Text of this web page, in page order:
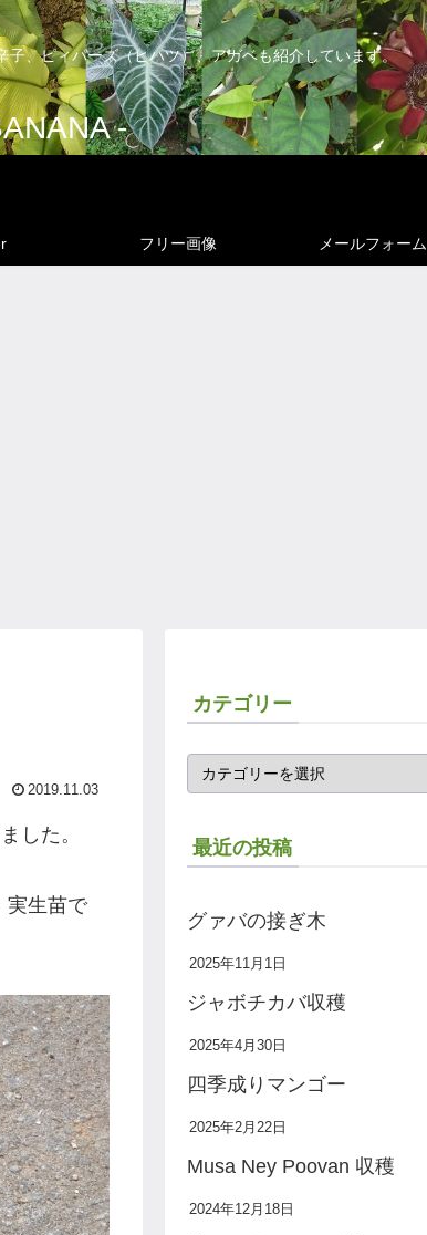
、ピィパーズ（ヒハツ）、アガベも紹介しています。
-
フリー画像 メールフォーム
2019.11.03
した。
実生苗で
カテゴリー
最近の投稿
グァバの接ぎ木
2025年11月1日
ジャボチカバ収穫
2025年4月30日
四季成りマンゴー
2025年2月22日
Musa Ney Poovan 収穫
2024年12月18日